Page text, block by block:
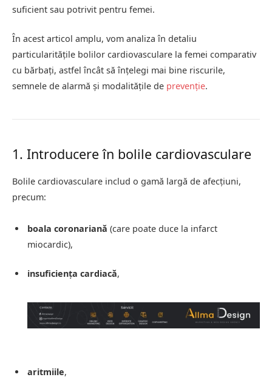
suficient sau potrivit pentru femei.
În acest articol amplu, vom analiza în detaliu
particularitățile bolilor cardiovasculare la femei comparativ
cu bărbați, astfel încât să înțelegi mai bine riscurile,
semnele de alarmă și modalitățile de prevenție.
1. Introducere în bolile cardiovasculare
Bolile cardiovasculare includ o gamă largă de afecțiuni,
precum:
boala coronariană (care poate duce la infarct
miocardic),
insuficiența cardiacă,
aritmiile,